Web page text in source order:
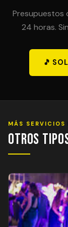
Presupuestos
24 horas.
🎵
MÁS SERVICIOS
Otros